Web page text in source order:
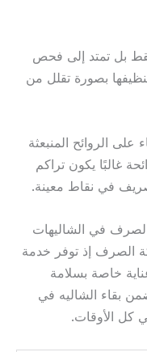
بل تمتد إلى فحص
بصورة تقلل من
الروائح المنبعثة
غالبًا يكون تراكم
في نقاط معينة.
في الشاليهات
الصرف إذ توفر خدمة
ساعة مع عناية خاصة بسلامة
بقاء الشاليه في
كل الأوقات.